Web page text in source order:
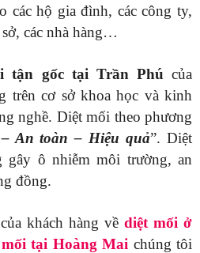
các hộ gia đình, các công ty,
các nhà hàng…
tận gốc tại Trần Phúcủa
trên cơ sở khoa học và kinh
nghề. Diệt mối theo phương
An toàn – Hiệu quả”. Diệt
gây ô nhiễm môi trường, an
đồng.
khách hàng về diệt mối ở
tại Hoàng Mai chúng tôi